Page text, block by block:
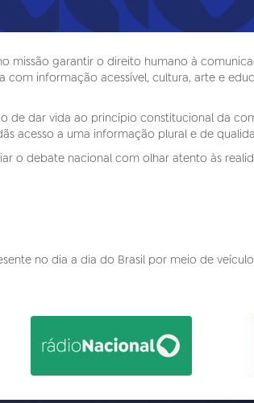
missão garantir o direito humano à
informação acessível, cultura, arte e
de dar vida ao princípio constitucional da
acesso a uma informação plural e de
o debate nacional com olhar atento às
no dia a dia do Brasil por meio de